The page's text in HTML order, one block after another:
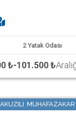
2 Yatak Odası
₺-101.500 ₺
MUHAFAZAKAR